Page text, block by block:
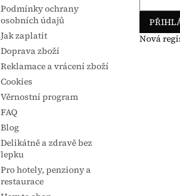
Podmínky ochrany
osobních údajů
Jak zaplatit
Doprava zboží
Reklamace a vrácení zboží
Cookies
Věrnostní program
FAQ
Blog
Delikátně a zdravě bez
lepku
Pro hotely, penziony a
restaurace
Nová